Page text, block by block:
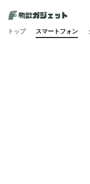
トップ スマートフォン